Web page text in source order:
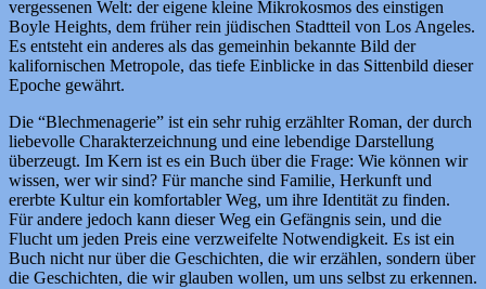
vergessenen Welt: der eigene kleine Mikrokosmos des einstigen
Boyle Heights, dem früher rein jüdischen Stadtteil von Los Angeles.
Es entsteht ein anderes als das gemeinhin bekannte Bild der
kalifornischen Metropole, das tiefe Einblicke in das Sittenbild dieser
Epoche gewährt.
Die “Blechmenagerie” ist ein sehr ruhig erzählter Roman, der durch
liebevolle Charakterzeichnung und eine lebendige Darstellung
überzeugt. Im Kern ist es ein Buch über die Frage: Wie können wir
wissen, wer wir sind? Für manche sind Familie, Herkunft und
ererbte Kultur ein komfortabler Weg, um ihre Identität zu finden.
Für andere jedoch kann dieser Weg ein Gefängnis sein, und die
Flucht um jeden Preis eine verzweifelte Notwendigkeit. Es ist ein
Buch nicht nur über die Geschichten, die wir erzählen, sondern über
die Geschichten, die wir glauben wollen, um uns selbst zu erkennen.